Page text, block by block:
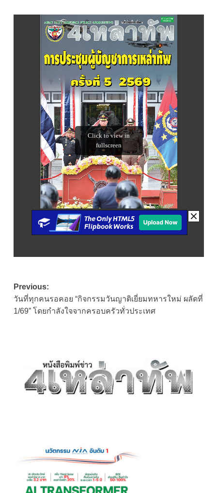
Post
navigation
Previous:
วันที่ทุกคนรอคอย “กิจกรรมวันญาติเยี่ยมทหารใหม่ ผลัดที่
1/69” โดยกำลังใจจากครอบครัวทั่วประเทศ